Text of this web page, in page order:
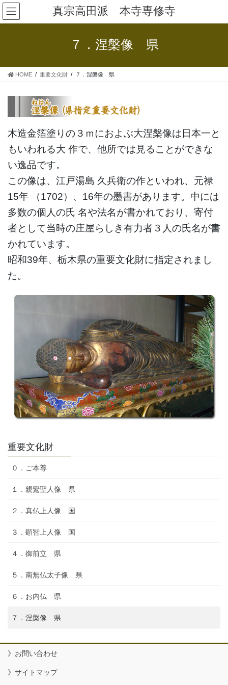
コ
ン
テ
ス
ナ
ビ
ゲ
ン
真宗高田派 本寺専修寺
７．涅槃像 県
HOME 重要文化財 ７．涅槃像 県
木造金箔塗りの３ｍにおよぶ大涅槃像は日本一と
もいわれる大 作で、他所では見ることができな
い逸品です。
この像は、江戸湯島 久兵衛の作といわれ、元禄
15年 （1702）、16年の墨書があります。中には
多数の個人の氏 名や法名が書かれており、寄付
者として当時の庄屋らしき有力者３人の氏名が書
かれています。
昭和39年、栃木県の重要文化財に指定されまし
た。
重要文化財
０．ご本尊
１．親鸞聖人像 県
２．真仏上人像 国
３．顕智上人像 国
４．御前立 県
５．南無仏太子像 県
６．お内仏 県
７．涅槃像 県
》お問い合わせ
》サイトマップ